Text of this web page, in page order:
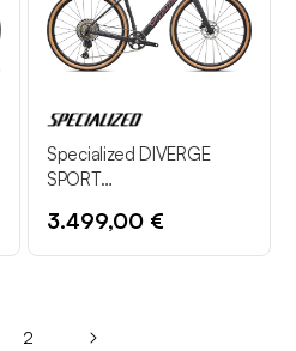
Specialized DIVERGE
SPORT
3.499,00 €
2